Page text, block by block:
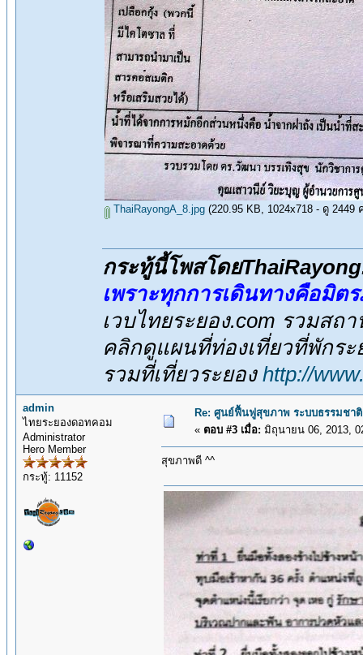
ThaiRayongA_8.jpg (220.95 KB, 1024x718 - ดู 2449
กระทู้นี้โพสโดย
เพราะทุกการเดินทางคือมิต
เวบไทยระยอง.com รวมส
คลิกดูแผนที่ท่องเที่ยวที่พักร
รวมที่เที่ยวระยอง http://
admin
ไทยระยองดอทคอม
Administrator
Hero Member
กระทู้: 11152
Re: ศูนย์ฟื้นฟูสุขภาพ ระบบธรรมชา
« ตอบ #3 เมื่อ: มิถุนายน 06, 2013,
สุขภาพดี ^^